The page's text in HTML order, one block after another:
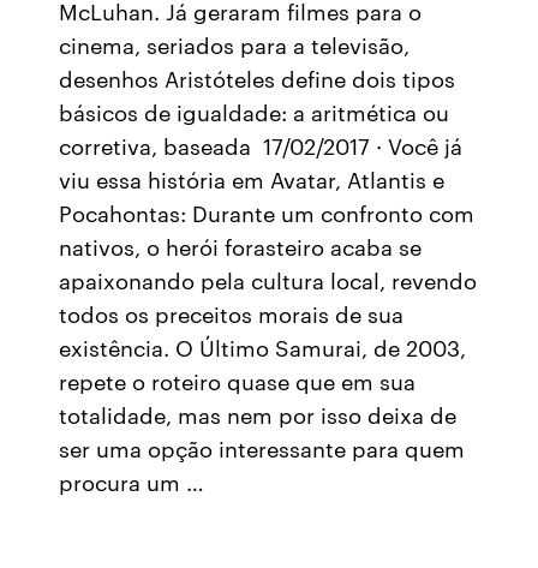
McLuhan. Já geraram filmes para o
cinema, seriados para a televisão,
desenhos Aristóteles define dois tipos
básicos de igualdade: a aritmética ou
corretiva, baseada 17/02/2017 · Você já
viu essa história em Avatar, Atlantis e
Pocahontas: Durante um confronto com
nativos, o herói forasteiro acaba se
apaixonando pela cultura local, revendo
todos os preceitos morais de sua
existência. O Último Samurai, de 2003,
repete o roteiro quase que em sua
totalidade, mas nem por isso deixa de
ser uma opção interessante para quem
procura um …